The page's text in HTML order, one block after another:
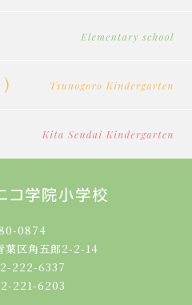
0874
葉区角五郎2-2-14
222-6337
221-6203